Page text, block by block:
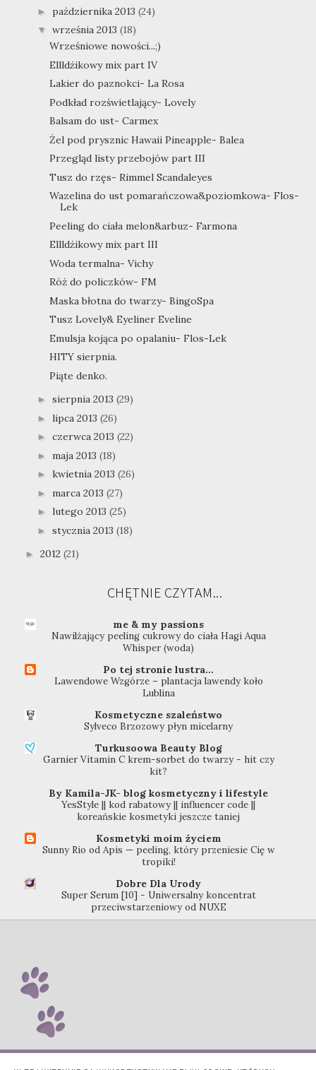
► października 2013 (24)
▼ września 2013 (18)
Wrześniowe nowości...;)
Ellldżikowy mix part IV
Lakier do paznokci- La Rosa
Podkład rozświetlający- Lovely
Balsam do ust- Carmex
Żel pod prysznic Hawaii Pineapple- Balea
Przegląd listy przebojów part III
Tusz do rzęs- Rimmel Scandaleyes
Wazelina do ust pomarańczowa&poziomkowa- Flos-
Lek
Peeling do ciała melon&arbuz- Farmona
Ellldżikowy mix part III
Woda termalna- Vichy
Róż do policzków- FM
Maska błotna do twarzy- BingoSpa
Tusz Lovely& Eyeliner Eveline
Emulsja kojąca po opalaniu- Flos-Lek
HITY sierpnia.
Piąte denko.
► sierpnia 2013 (29)
► lipca 2013 (26)
► czerwca 2013 (22)
► maja 2013 (18)
► kwietnia 2013 (26)
► marca 2013 (27)
► lutego 2013 (25)
► stycznia 2013 (18)
► 2012 (21)
CHĘTNIE CZYTAM...
me & my passions
Nawilżający peeling cukrowy do ciała Hagi Aqua
Whisper (woda)
Po tej stronie lustra...
Lawendowe Wzgórze – plantacja lawendy koło
Lublina
Kosmetyczne szaleństwo
Sylveco Brzozowy płyn micelarny
Turkusoowa Beauty Blog
Garnier Vitamin C krem-sorbet do twarzy - hit czy
kit?
By Kamila-JK- blog kosmetyczny i lifestyle
YesStyle || kod rabatowy || influencer code ||
koreańskie kosmetyki jeszcze taniej
Kosmetyki moim życiem
Sunny Rio od Apis — peeling, który przeniesie Cię w
tropiki!
Dobre Dla Urody
Super Serum [10] - Uniwersalny koncentrat
przeciwstarzeniowy od NUXE